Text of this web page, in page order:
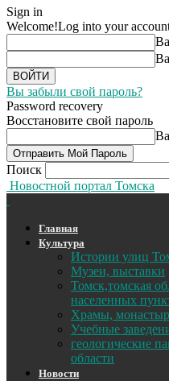
Sign in
Welcome!Log into your
Вы забыли свой пароль?
Password recovery
Восстановите свой пароль
Поиск
Новостной портал Томска
Главная
Культура
Истории улиц
Музеи, выставки
Томск,томская
населенных
Храмы,
Учебные
геологические
области
Новости